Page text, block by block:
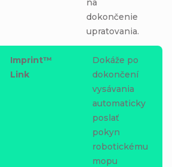
dokončenie
upratovania.
Imprint™
Link
Dokáže po
dokončení
vysávania
automaticky
poslať
pokyn
robotickému
mopu